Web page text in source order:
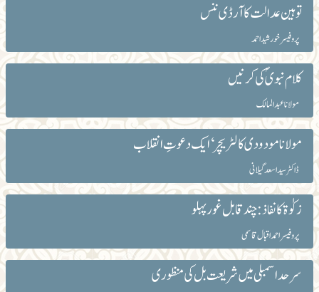
توہین عدالت کا آرڈی ننس
پروفیسر خورشید احمد
کلام نبویؐ کی کرنیں
مولانا عبد المالک
مولانا مودودی کا لٹریچر‘ ایک دعوتِ انقلاب
ڈاکٹر سید اسعد گیلانی
زکوٰۃ کا نفاذ : چند قابل غور پہلو
پروفیسر احمد اقبال قاسمی
سرحد اسمبلی میں شریعت بل کی منظوری